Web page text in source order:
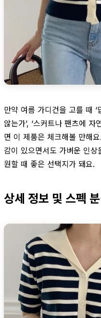
만약 여름 가디건을 고를 때 ‘
않는가’, ‘스커트나 팬츠에
면 이 제품은 체크해볼 만해
감이 있으면서도 가벼운 인
원할 때 좋은 선택지가 돼요.
상세 정보 및 스펙